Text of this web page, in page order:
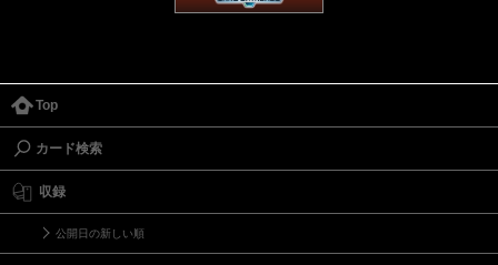
Top
カード検索
収録
公開日の新しい順